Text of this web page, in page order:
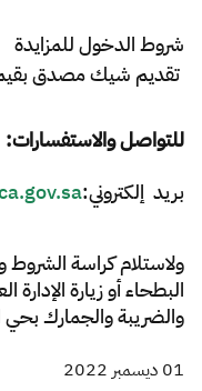
شروطالدخولللمزايدة
تقديم شيك مصدق بقيمة 1000
للتواصل والاستفسارات:
بريد إلكتروني:
ولاستلام كراسة الشروط
البطحاء أو زيارة الإدارة
والضريبة والجمارك بحي
01 ديسمبر 2022